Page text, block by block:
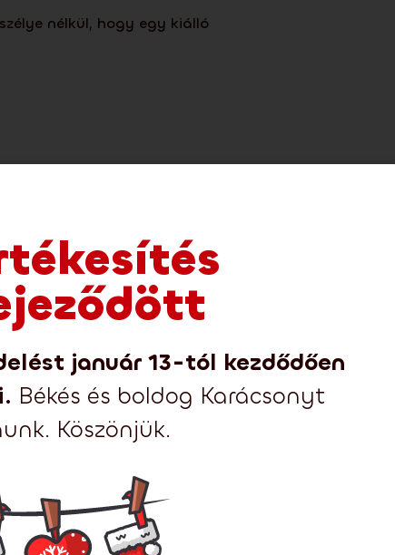
nélkül, hogy egy kiálló
10 CZK összeggel járul hozzá!
képek
január 13-tól kezdődően
Békés és boldog Karácsonyt
Köszönjük.